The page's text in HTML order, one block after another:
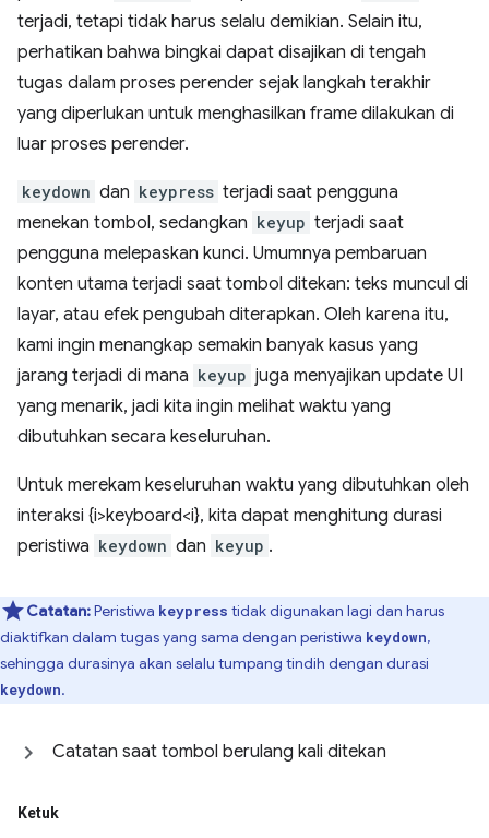
terjadi, tetapi tidak harus selalu demikian. Selain itu,
perhatikan bahwa bingkai dapat disajikan di tengah
tugas dalam proses perender sejak langkah terakhir
yang diperlukan untuk menghasilkan frame dilakukan di
luar proses perender.
keydown dan keypress terjadi saat pengguna
menekan tombol, sedangkan keyup terjadi saat
pengguna melepaskan kunci. Umumnya pembaruan
konten utama terjadi saat tombol ditekan: teks muncul di
layar, atau efek pengubah diterapkan. Oleh karena itu,
kami ingin menangkap semakin banyak kasus yang
jarang terjadi di mana keyup juga menyajikan update UI
yang menarik, jadi kita ingin melihat waktu yang
dibutuhkan secara keseluruhan.
Untuk merekam keseluruhan waktu yang dibutuhkan oleh
interaksi {i>keyboard<i}, kita dapat menghitung durasi
peristiwa keydown dan keyup .
Catatan:Peristiwa keypress tidak digunakan lagi dan harus
diaktifkan dalam tugas yang sama dengan peristiwa keydown,
sehingga durasinya akan selalu tumpang tindih dengan durasi
keydown.
Catatan saat tombol berulang kali ditekan
Ketuk